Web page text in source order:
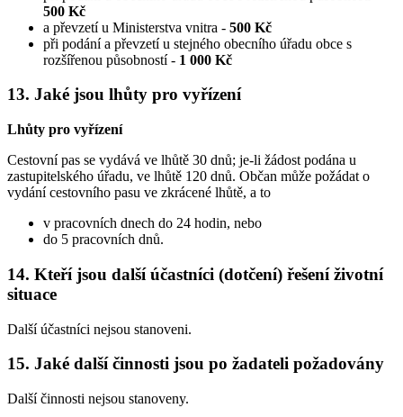
500 Kč
a převzetí u Ministerstva vnitra - 500 Kč
při podání a převzetí u stejného obecního úřadu obce s
rozšířenou působností - 1 000 Kč
13. Jaké jsou lhůty pro vyřízení
Lhůty pro vyřízení
Cestovní pas se vydává ve lhůtě 30 dnů; je-li žádost podána u
zastupitelského úřadu, ve lhůtě 120 dnů. Občan může požádat o
vydání cestovního pasu ve zkrácené lhůtě, a to
v pracovních dnech do 24 hodin, nebo
do 5 pracovních dnů.
14. Kteří jsou další účastníci (dotčení) řešení životní
situace
Další účastníci nejsou stanoveni.
15. Jaké další činnosti jsou po žadateli požadovány
Další činnosti nejsou stanoveny.